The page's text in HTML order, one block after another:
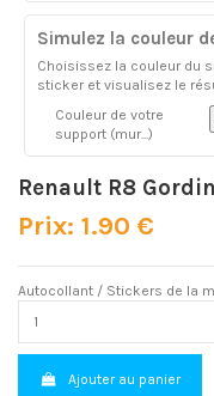
Simulez la couleur
Choisissez la couleur du
sticker et visualisez le
Couleur de votre
support (mur...)
Renault R8
Prix: 1.90 €
Autocollant / Stickers de la
Ajouter au panier